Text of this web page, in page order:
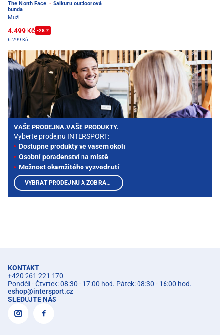
The North Face · Saikuru outdoorová
bunda
Muži
4.499 Kč -28 %
6.299 Kč
VAŠE PRODEJNA.VAŠE PRODUKTY.
Vyberte prodejnu INTERSPORT:
Dostupné produkty ve vašem okolí
Osobní poradenství na místě
Možnost okamžitého vyzvednutí
VYBRAT PRODEJNU A ZOBRAZIT PRODUKTY
KONTAKT
+420 261 221 170
Pondělí - Čtvrtek: 08:30 - 17:00 hod. Pátek: 08:30 - 16:00 hod.
eshop@intersport.cz
SLEDUJTE NÁS